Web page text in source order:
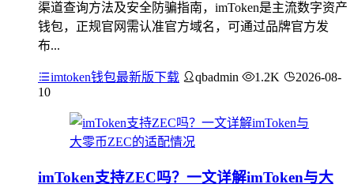
渠道查询方法及安全防骗指南，imToken是主流数字资产
钱包，正规官网需认准官方域名，可通过品牌官方发
布...
imtoken钱包最新版下载 qbadmin 1.2K
2026-08-
10
imToken支持ZEC吗？一文详解imToken与大